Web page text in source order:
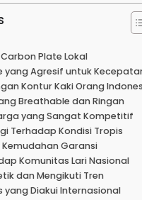
Plate Lokal
yang Agresif untuk
Kontur Kaki Orang
Breathable dan Ringan
yang Sangat Kompetitif
Terhadap Kondisi Tropis
Garansi
Komunitas Lari Nasional
dan Mengikuti Tren
yang Diakui Internasional